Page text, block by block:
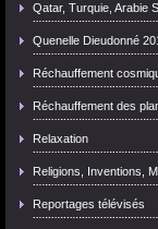
Qatar, Turquie, Arabie
Quenelle Dieudonné
Réchauffement
Réchauffement des
Relaxation
Religions, Inventions,
Reportages télévisés